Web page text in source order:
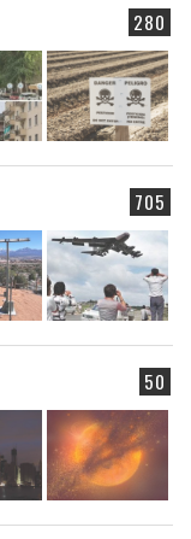
280
705
50